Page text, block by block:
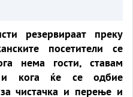
резервираат преку
посетители се
нема гости, ставам
и кога ќе се одбие
чистачка и перење и